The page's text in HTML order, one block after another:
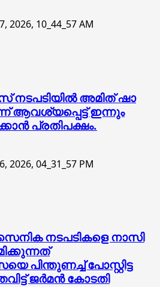
നടപടിയിൽ അമിത് ഷാ
ആവശ്യപ്പെട്ട് ഇന്നും
പ്രതിപക്ഷം.
നടപടികളെ നാസി
പിന്തുണച്ച് പോസ്റ്റിട്ട
ജര്‍മന്‍ കോടതി